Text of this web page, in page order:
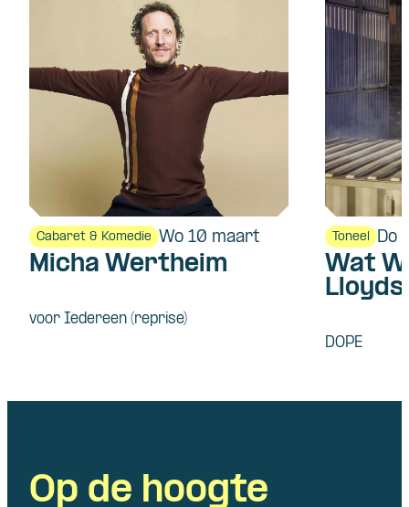
Cabaret & Komedie Wo 10 maart
Micha Wertheim
voor Iedereen (reprise)
Toneel Do
Wat
DOPE
Op de hoogte